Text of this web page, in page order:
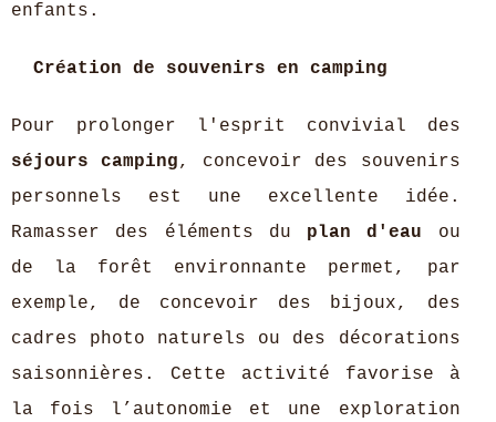
enfants.
Création de souvenirs en camping
Pour prolonger l'esprit convivial des
séjours camping, concevoir des souvenirs
personnels est une excellente idée.
Ramasser des éléments du plan d'eau ou
de la forêt environnante permet, par
exemple, de concevoir des bijoux, des
cadres photo naturels ou des décorations
saisonnières. Cette activité favorise à
la fois l’autonomie et une exploration